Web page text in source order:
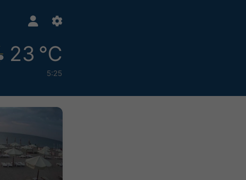
23 °C
5:25